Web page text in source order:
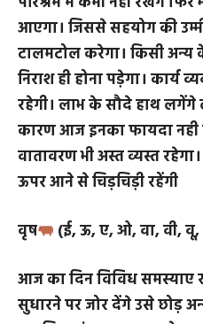
आज का दिन भी कुछ ना कुछ
हानि की भरपाई में ही
परिश्रम में कमी नही रखेंगे फिर
आएगा। जिससे सहयोग की
टालमटोल करेगा। किसी अन्य
निराश ही होना पड़ेगा। कार्य
रहेगी। लाभ के सौदे हाथ लगेंगे
कारण आज इनका फायदा नही
वातावरण भी अस्त व्यस्त
ऊपर आने से चिड़चिड़ी रहेंगी
वृष (ई, ऊ, ए, ओ, वा, वी, वू,